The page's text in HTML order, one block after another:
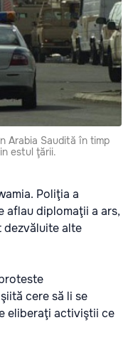
Arabia Saudită în timp
estul ţării.
Poliţia a
aflau diplomaţii a ars,
dezvăluite alte
cere să li se
eliberaţi activiştii ce